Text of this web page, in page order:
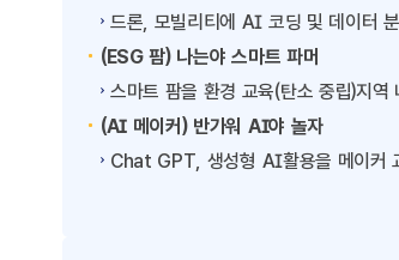
드론, 모빌리티에 AI 코딩 및 데이터
(ESG 팜) 나는야 스마트 파머
스마트 팜을 환경 교육(탄소 중립)지
(AI 메이커) 반가워 AI야 놀자
Chat GPT, 생성형 AI활용을 메이커